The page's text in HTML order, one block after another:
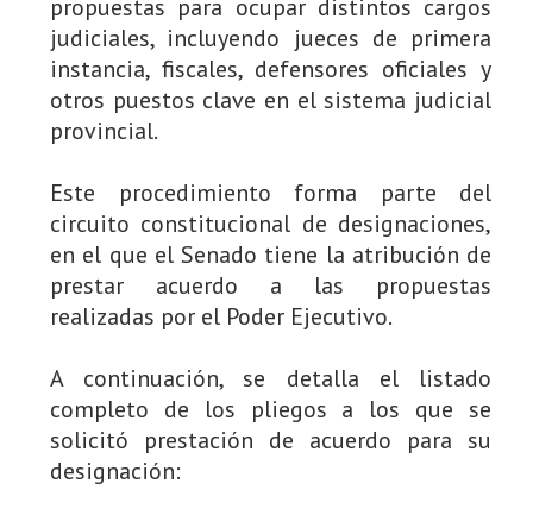
propuestas para ocupar distintos cargos
judiciales, incluyendo jueces de primera
instancia, fiscales, defensores oficiales y
otros puestos clave en el sistema judicial
provincial.
Este procedimiento forma parte del
circuito constitucional de designaciones,
en el que el Senado tiene la atribución de
prestar acuerdo a las propuestas
realizadas por el Poder Ejecutivo.
A continuación, se detalla el listado
completo de los pliegos a los que se
solicitó prestación de acuerdo para su
designación: